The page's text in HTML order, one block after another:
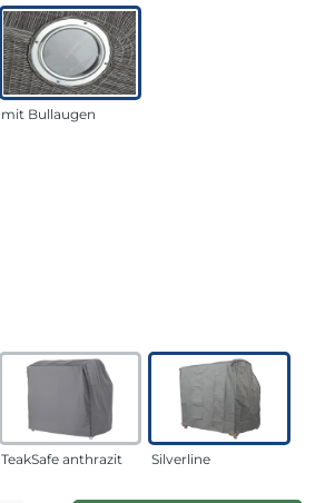
mit Bullaugen
TeakSafe anthrazit Silverline